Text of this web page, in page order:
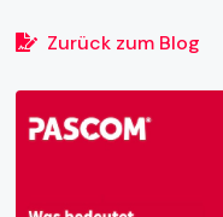
Zurück zum Blog